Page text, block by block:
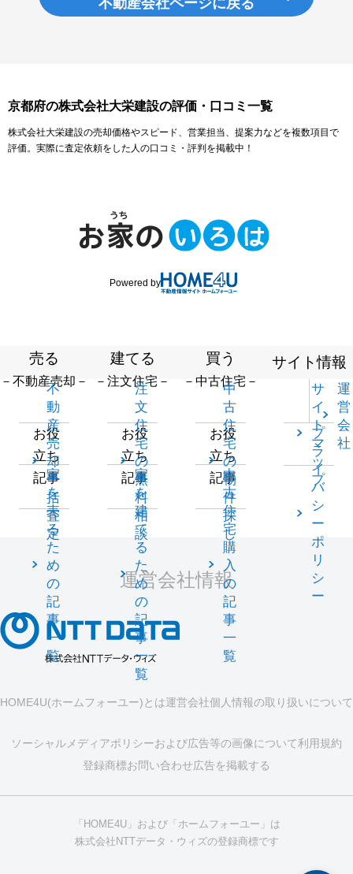
京都府の株式会社大栄建設の評価・口コミ一覧
株式会社大栄建設の売却価格やスピード、営業担当、提案力などを複数項目で
評価。実際に査定依頼をした人の口コミ・評判を掲載中！
Powered by
売る
－不動産売却－
不
動
産
売
却
一
括
査
定
お役
立ち
記事
家
を
売
る
た
め
の
記
事
一
覧
建てる
－注文住宅－
注
文
住
宅
の
無
料
相
談
お役
立ち
記事
家
を
建
て
る
た
め
の
記
事
一
覧
買う
－中古住宅－
中
古
住
宅
の
物
件
探
し
お役
立ち
記事
中
古
住
宅
購
入
の
記
事
一
覧
サイト情報
サ
イ
ト
マ
ッ
プ
運
営
会
社
プ
ラ
イ
バ
シ
ー
ポ
リ
シ
ー
運営会社情報
HOME4U(ホームフォーユー)とは運営会社個人情報の取り扱いについて
ソーシャルメディアポリシーおよび広告等の画像について利用規約
登録商標お問い合わせ広告を掲載する
「HOME4U」および「ホームフォーユー」は
株式会社NTTデータ・ウィズの登録商標です